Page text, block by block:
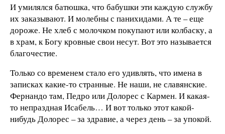
И умилялся батюшка, что бабушки эти каждую службу
их заказывают. И молебны с панихидами. А те – еще
дороже. Не хлеб с молочком покупают или колбаску, а
в храм, к Богу кровные свои несут. Вот это называется
благочестие.
Только со временем стало его удивлять, что имена в
записках какие-то странные. Не наши, не славянские.
Фернандо там, Педро или Долорес с Кармен. И какая-
то непраздная Исабель… И вот только этот какой-
нибудь Долорес – за здравие, а через день – за упокой.